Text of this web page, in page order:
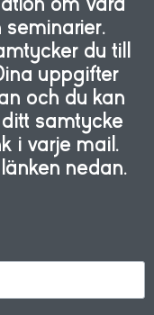
du till
uppgifter
och du kan
samtycke
i varje mail.
nedan.